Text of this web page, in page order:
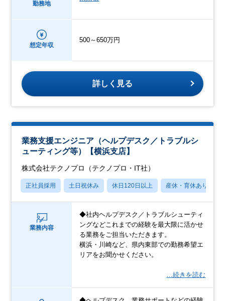
勤務地
想定年収
500～650万円
詳しく見る
業務支援エンジニア（ヘルプデスク／トラブルシ
ューティング等）【横浜支店】
株式会社テクノプロ（テクノプロ・IT社）
正社員採用 土日祝休み 休日120日以上 産休・育休あり
業務内容
◆社内ヘルプデスク／トラブルシューティ
ングなどこれまでの経験を最大限に活かせ
る業務をご担当いただきます。
横浜・川崎など、県内東部での勤務希望エ
リアをお聞かせください。
…続きを読む